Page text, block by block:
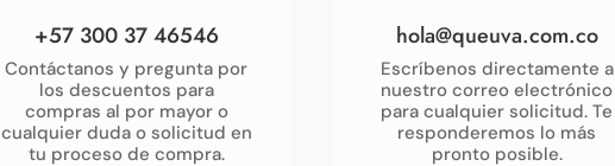
+57 300 37 46546
Contáctanos y pregunta por
los descuentos para
compras al por mayor o
cualquier duda o solicitud en
tu proceso de compra.
hola@queuva.com.co
Escríbenos directamente a
nuestro correo electrónico
para cualquier solicitud. Te
responderemos lo más
pronto posible.